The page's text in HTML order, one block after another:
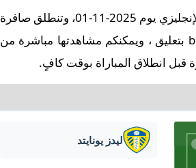
تُقام مباراة برايتون ضد ليدز يونايتد على ملعب أمريكان إكسبريس في إطار بطولة إنجلترا, الدوري الإنجليزي يوم 2025-11-01، وتنطلق صافرة
البداية في تمام الساعة 17:00 بتوقيت مكة المكرمة. وتُنقل المباراة عبر قناة beIN Sports Xtra 1 بتعليق ، ويمكنكم مشاهدتها مباشرة من
قبل انطلاق المباراة بوقت كافٍ.
ليدز يونايتد